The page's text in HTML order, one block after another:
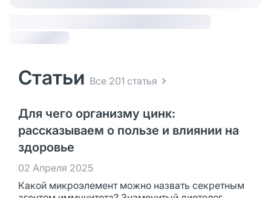
Статьи Все 201 статья
Для чего организму цинк:
рассказываем о пользе и влиянии на
здоровье
02 Апреля 2025
Какой микроэлемент можно назвать секретным